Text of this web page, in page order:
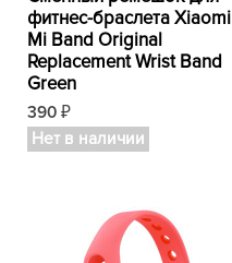
фитнес-браслета Xiaomi
Mi Band Original
Replacement Wrist Band
Green
390 ₽
Нет в наличии